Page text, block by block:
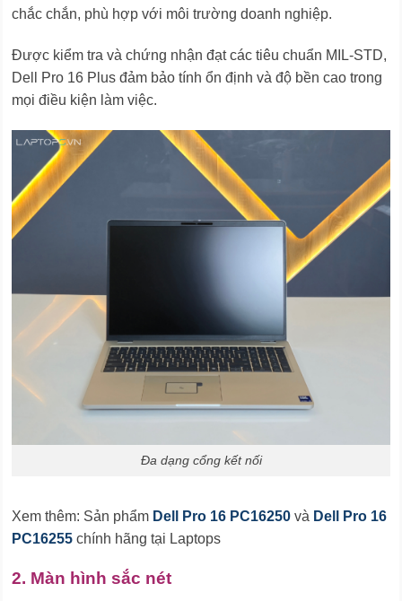
chắc chắn, phù hợp với môi trường doanh nghiệp.
Được kiểm tra và chứng nhận đạt các tiêu chuẩn MIL-STD,
Dell Pro 16 Plus đảm bảo tính ổn định và độ bền cao trong
mọi điều kiện làm việc.
Đa dạng cổng kết nối
Xem thêm: Sản phẩm Dell Pro 16 PC16250 và Dell Pro 16
PC16255 chính hãng tại Laptops
2. Màn hình sắc nét